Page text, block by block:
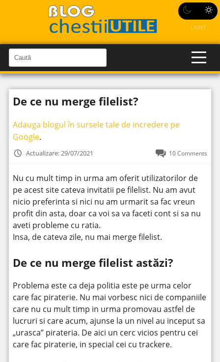
LIGHT
a
u
t
n
C
a
u
î
n
t
De ce nu merge filelist?
Adauga blogul în sursele tale de incredere pe
Google.
Actualizare: 29/07/2021 10 Comments
Nu cu mult timp in urma am oferit utilizatorilor de
pe acest site cateva invitatii pe filelist. Nu am avut
nicio preferinta si nici nu am urmarit sa fac vreun
profit din asta, doar ca voi sa va faceti cont si sa nu
aveti probleme cu ratia.
Insa, de cateva zile, nu mai merge filelist.
De ce nu merge filelist astăzi?
Problema este ca deja politia este pe urma celor
care fac piraterie. Nu mai vorbesc nici de companiile
care nu cu mult timp in urma promovau astfel de
lucruri si care acum, ajunse la un nivel au inceput sa
„urasca” pirateria. De aici un cerc vicios pentru cei
care fac piraterie, in special cei cu trackere.